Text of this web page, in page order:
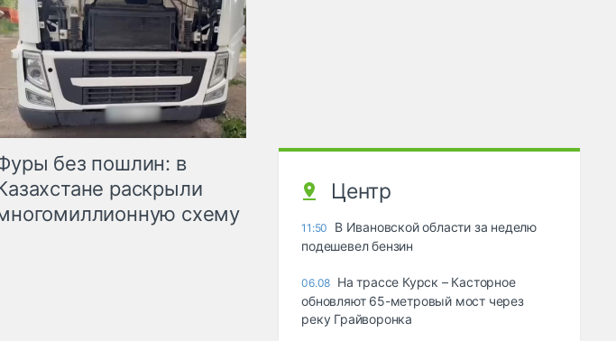
без пошлин: в
раскрыли
схему
Центр
11:50
В Ивановской области за неделю
подешевел бензин
06.08 На трассе Курск – Касторное
обновляют 65-метровый мост через
реку Грайворонка